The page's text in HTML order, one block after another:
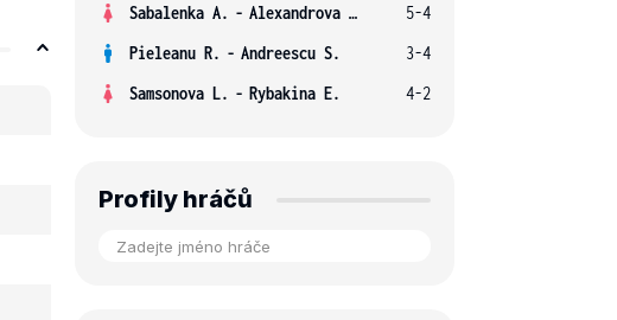
Sabalenka A. - Alexandrova E.
5-4
Pieleanu R. - Andreescu S.
3-4
Samsonova L. - Rybakina E. 4-2
Profily hráčů